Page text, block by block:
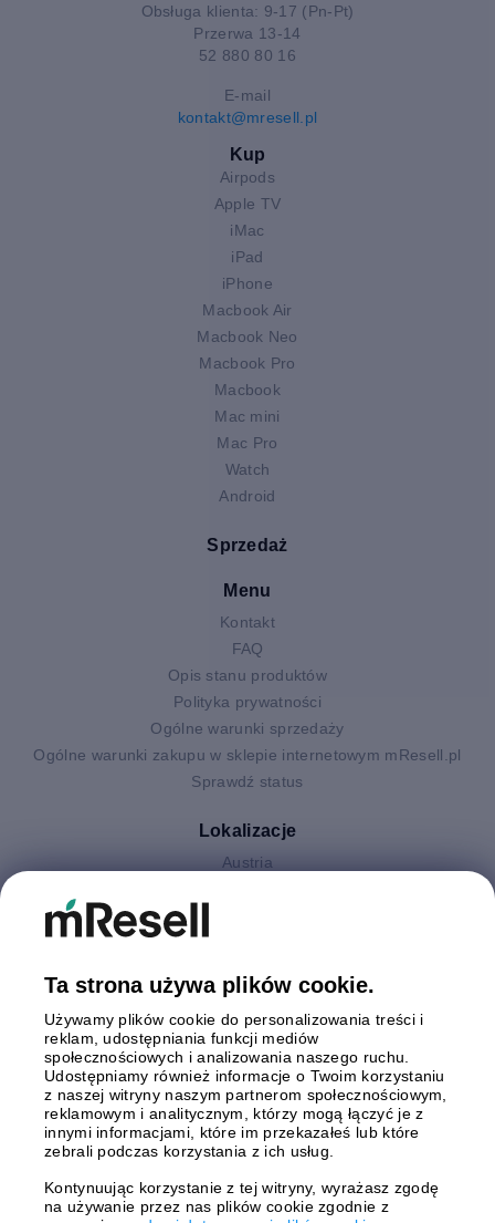
Obsługa klienta: 9-17 (Pn-Pt)
Przerwa 13-14
52 880 80 16
E-mail
kontakt@mresell.pl
Kup
Airpods
Apple TV
iMac
iPad
iPhone
Macbook Air
Macbook Neo
Macbook Pro
Macbook
Mac mini
Mac Pro
Watch
Android
Sprzedaż
Menu
Kontakt
FAQ
Opis stanu produktów
Polityka prywatności
Ogólne warunki sprzedaży
Ogólne warunki zakupu w sklepie internetowym mResell.pl
Sprawdź status
Lokalizacje
Austria
Polska
Szwecja
Wielka Brytania
Włochy
Płatności
Ta strona używa plików cookie.
Używamy plików cookie do personalizowania treści i
reklam, udostępniania funkcji mediów
społecznościowych i analizowania naszego ruchu.
Udostępniamy również informacje o Twoim korzystaniu
z naszej witryny naszym partnerom społecznościowym,
reklamowym i analitycznym, którzy mogą łączyć je z
innymi informacjami, które im przekazałeś lub które
zebrali podczas korzystania z ich usług.
Kontynuując korzystanie z tej witryny, wyrażasz zgodę
na używanie przez nas plików cookie zgodnie z